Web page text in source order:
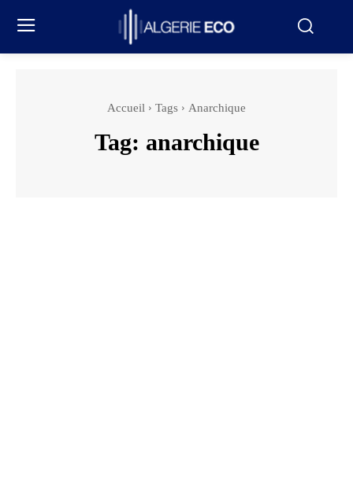
Accueil Tags Anarchique
Tag: anarchique